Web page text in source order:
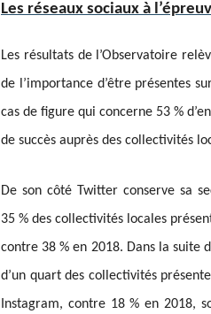
Les réseaux sociaux à
Les résultats de l’Observatoire
de l’importance d’être présentes
cas de figure qui concerne 53 %
de succès auprès des collectivités
De son côté Twitter conserve sa
35 % des collectivités locales
contre 38 % en 2018. Dans la suite
d’un quart des collectivités
Instagram, contre 18 % en 2018,